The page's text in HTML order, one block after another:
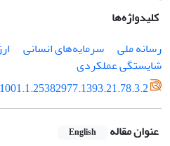
کلیدواژه‌ها
رسانه ملی
سرمایه‌های انسانی
شایستگی عملکردی
عنوان مقاله English